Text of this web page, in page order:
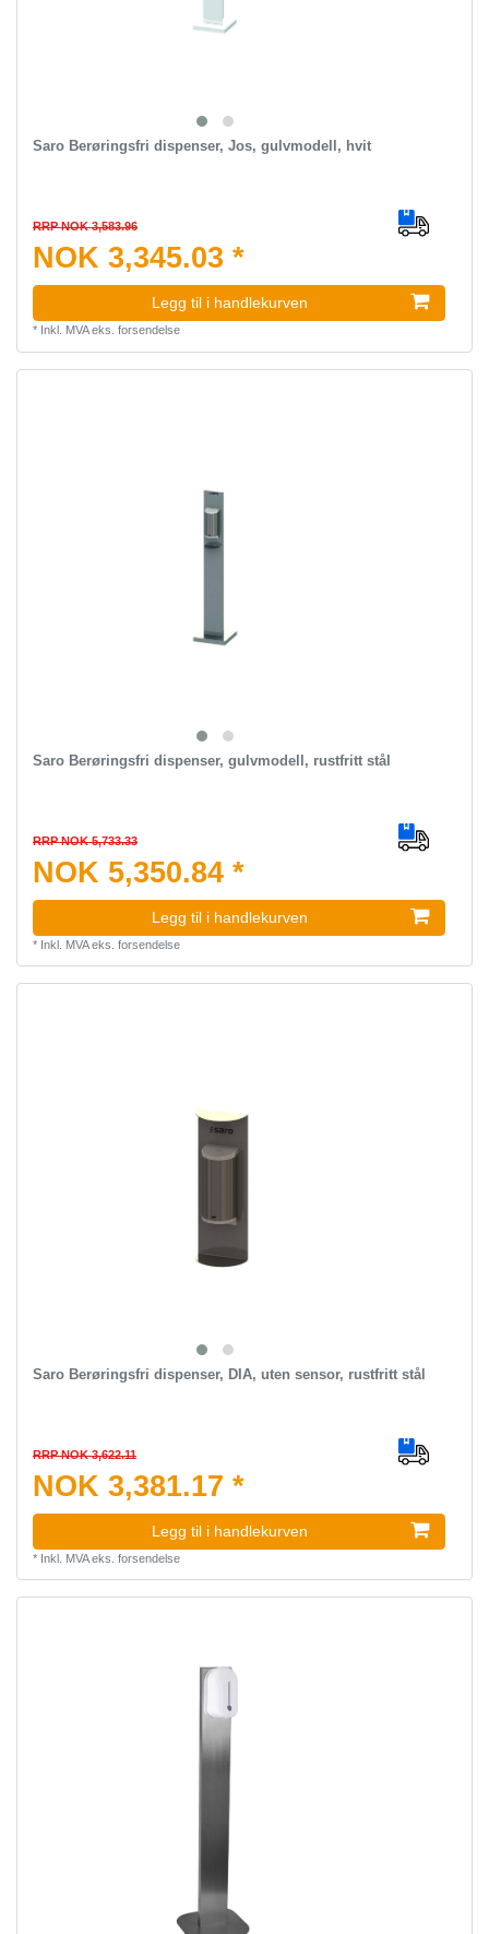
Saro Berøringsfri dispenser, Jos, gulvmodell, hvit
RRP NOK 3,583.96
NOK 3,345.03 *
Legg til i handlekurven
* Inkl. MVAeks. forsendelse
Saro Berøringsfri dispenser, gulvmodell, rustfritt stål
RRP NOK 5,733.33
NOK 5,350.84 *
Legg til i handlekurven
* Inkl. MVAeks. forsendelse
Saro Berøringsfri dispenser, DIA, uten sensor, rustfritt stål
RRP NOK 3,622.11
NOK 3,381.17 *
Legg til i handlekurven
* Inkl. MVAeks. forsendelse